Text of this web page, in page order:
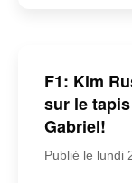
F1: Kim
sur le
Gabriel!
Publié le lundi